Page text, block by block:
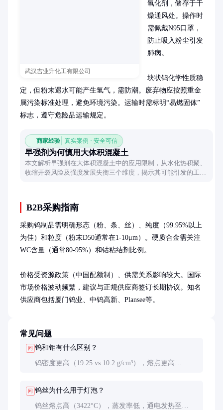
武汉吉业升化工有限公司
氧化剂，储存于干
燥通风处。操作时
需佩戴N95口罩，
防止吸入粉尘引发
肺病。
块状钨化学性质稳
定，但粉末遇水可能产生氢气，需防潮。废弃物应按照重金
属污染标准处理，避免环境污染。运输时需标明“易燃固体”
标志，遵守危险品运输规定。
商家经验 真实案例 · 安全可信
早强剂为何慎用大体积混凝土
本文解析早强剂在大体积混凝土中的应用限制，从水化热积聚、
收缩开裂风险及强度发展失衡三个维度，揭示其可能引发的工程
B2B采购指南
采购钨制品需明确形态（粉、条、丝）、纯度（99.95%以上
为佳）和粒度（粉末D50通常在1-10μm）。硬质合金需关注
WC含量（通常80-95%）和钴粘结剂比例。
价格受资源政策（中国配额制）、供需关系影响较大。国际
市场价格波动频繁，建议与正规供应商签订长期协议。知名
供应商包括厦门钨业、中钨高新、Plansee等。
常见问题
问 钨和钼有什么区别？
钨密度更高（19.25 vs 10.2 g/cm³），熔点更高
问 钨丝为什么用于灯泡？
钨丝熔点高（3422°C），蒸发率低，通电发热至